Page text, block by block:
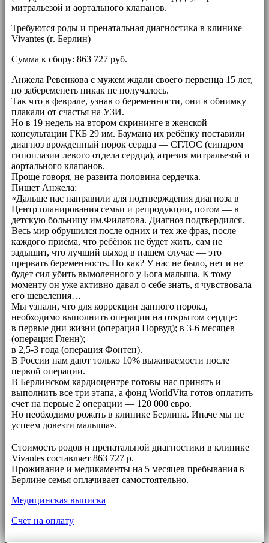
митральезой и аортального клапанов.
Требуются роды и пренатальная диагностика в клинике
Vivantes (г. Берлин)
Сумма к сбору: 863 727 руб.
Анжела Ревенкова с мужем ждали своего первенца 15 лет,
но забеременеть никак не получалось.
Так что в феврале, узнав о беременности, они в обнимку
плакали от счастья на УЗИ.
Но в 19 недель на втором скрининге в женской
консультации ГКБ 29 им. Баумана их ребёнку поставили
диагноз врожденный порок сердца — СГЛОС (синдром
гипоплазии левого отдела сердца), атрезия митральезой и
аортального клапанов.
Проще говоря, не развита половина сердечка.
Пишет Анжела:
«Дальше нас направили для подтверждения диагноза в
Центр планирования семьи и репродукции, потом — в
детскую больницу им.Филатова. Диагноз подтвердился.
Весь мир обрушился после одних и тех же фраз, после
каждого приёма, что ребёнок не будет жить, сам не
задышит, что лучший выход в нашем случае — это
прервать беременность. Но как? У нас не было, нет и не
будет сил убить вымоленного у Бога малыша. К тому
моменту он уже активно давал о себе знать, я чувствовала
его шевеления…
Мы узнали, что для коррекции данного порока,
необходимо выполнить операции на открытом сердце:
в первые дни жизни (операция Норвуд); в 3-6 месяцев
(операция Гленн);
в 2,5-3 года (операция Фонтен).
В России нам дают только 10% выживаемости после
первой операции.
В Берлинском кардиоцентре готовы нас принять и
выполнить все три этапа, а фонд WorldVita готов оплатить
счет на первые 2 операции — 120 000 евро.
Но необходимо рожать в клинике Берлина. Иначе мы не
успеем довезти малыша».
Стоимость родов и пренатальной диагностики в клинике
Vivantes составляет 863 727 р.
Проживание и медикаменты на 5 месяцев пребывания в
Берлине семья оплачивает самостоятельно.
Медицинская выписка
Счет на оплату